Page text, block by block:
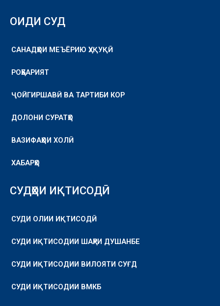
ОИДИ СУД
САНАДҲОИ МЕЪЁРИЮ ҲУҚУҚӢ
РОҲБАРИЯТ
ҶОЙГИРШАВӢ ВА ТАРТИБИ КОР
ДОЛОНИ СУРАТҲО
ВАЗИФАҲОИ ХОЛӢ
ХАБАРҲО
СУДҲОИ ИҚТИСОДӢ
СУДИ ОЛИИ ИҚТИСОДӢ
СУДИ ИҚТИСОДИИ ШАҲРИ ДУШАНБЕ
СУДИ ИҚТИСОДИИ ВИЛОЯТИ СУҒД
СУДИ ИҚТИСОДИИ ВМКБ